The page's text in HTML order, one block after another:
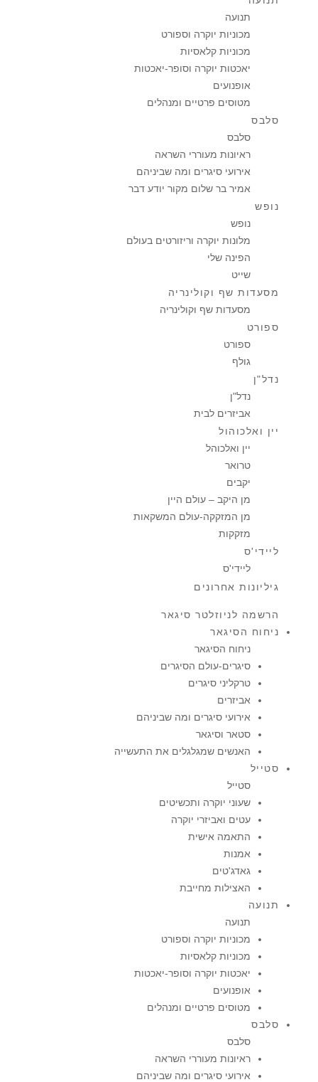
תנועה
מכוניות יוקרה וספורט
מכוניות קלאסיות
יאכטות יוקרה וסופר-יאכטות
אופנועים
מטוסים פרטיים ומנהלים
סלבס
סלבס
ראיונות מעוררי השראה
אירועי סיגרים ומה שביניהם
אמיר בר שלום מקור יודע דבר
נופש
נופש
מלונות יוקרה וריזורטים בעולם
הפינה שלי
שייט
מסעדות שף וקולינריה
מסעדות שף וקולינריה
ספורט
ספורט
גולף
נדל"ן
נדל"ן
אביזרים לבית
יין ואלכוהול
יין ואלכוהל
טרואר
יקבים
מן היקב – עולם היין
מן המזקקה-עולם המשקאות
מזקקות
ליידי'ס
ליידי'ס
גיליונות אחרונים
הרשמה לניוזלטר סיגאר
ניחוח הסיגאר
ניחוח הסיגאר
סיגרים-עולם הסיגרים
טרקליני סיגרים
אביזרים
אירועי סיגרים ומה שביניהם
סטאר וסיגאר
האנשים שמגלגלים את התעשייה
סטייל
סטייל
שעוני יוקרה ותכשיטים
עטים ואביזרי יוקרה
התאמה אישית
אמנות
גאדג'טים
האצילות מחייבת
תנועה
תנועה
מכוניות יוקרה וספורט
מכוניות קלאסיות
יאכטות יוקרה וסופר-יאכטות
אופנועים
מטוסים פרטיים ומנהלים
סלבס
סלבס
ראיונות מעוררי השראה
אירועי סיגרים ומה שביניהם